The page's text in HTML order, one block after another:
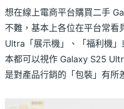
想在線上電商平台購買二手
不難，基本上各位在平台常看
Ultra「展示機」、「福利機
本都可以視作 Galaxy S25
是對產品行銷的「包裝」有所